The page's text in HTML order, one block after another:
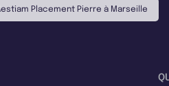
Placement Pierre à Marseille